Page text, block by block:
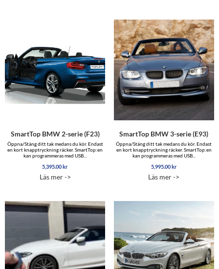
SmartTop BMW 2-serie (F23)
Öppna/Stäng ditt tak medans du kör. Endast
en kort knapptryckning räcker. SmartTop:en
kan programmeras med USB...
5,395.00kr
Läs mer ->
SmartTop BMW 3-serie (E93)
Öppna/Stäng ditt tak medans du kör. Endast
en kort knapptryckning räcker. SmartTop:en
kan programmeras med USB...
5,995.00kr
Läs mer ->